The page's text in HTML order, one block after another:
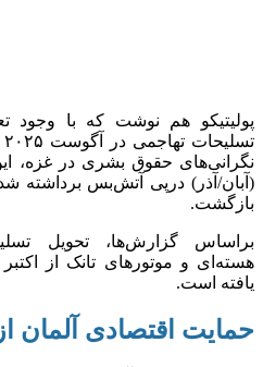
پولیتیکو هم نوشت که با وجود
(آبان/آذر) درپی آتش‌بس برداشته
بازگشت.
براساس گزارش‌ها، تحویل
یافته است.
حمایت اقتصادی آلمان